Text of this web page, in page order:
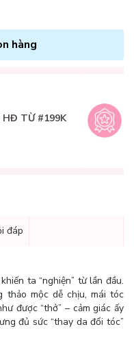
hàng
HĐ TỪ #199K
đáp
ta “nghiện” từ lần đầu.
thảo mộc dễ chịu, mái tóc
được “thở” – cảm giác ấy
đủ sức “thay da đổi tóc”